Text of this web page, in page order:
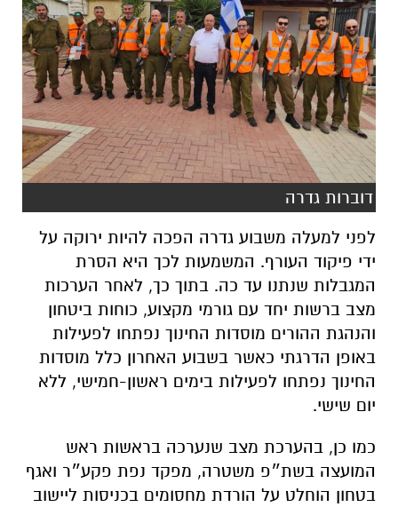
דוברות גדרה
לפני למעלה משבוע גדרה הפכה להיות ירוקה על
ידי פיקוד העורף. המשמעות לכך היא הסרת
המגבלות שנתנו עד כה. בתוך כך, לאחר הערכות
מצב ברשות יחד עם גורמי מקצוע, כוחות ביטחון
והנהגת ההורים מוסדות החינוך נפתחו לפעילות
באופן הדרגתי כאשר בשבוע האחרון כלל מוסדות
החינוך נפתחו לפעילות בימים ראשון-חמישי, ללא
יום שישי.
כמו כן, בהערכת מצב שנערכה בראשות ראש
המועצה בשת״פ משטרה, מפקד נפת פקע״ר ואגף
בטחון הוחלט על הורדת מחסומים בכניסות ליישוב